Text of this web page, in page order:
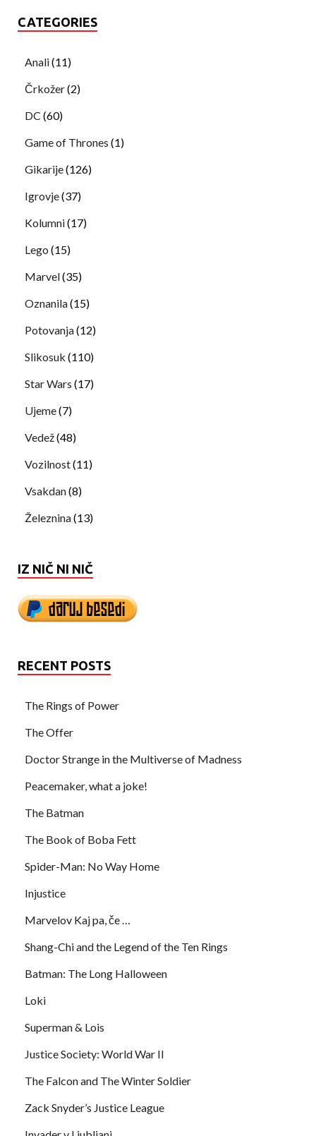
CATEGORIES
Anali(11)
Črkožer(2)
DC (60)
Game of Thrones (1)
Gikarije(126)
Igrovje(37)
Kolumni(17)
Lego (15)
Marvel(35)
Oznanila(15)
Potovanja(12)
Slikosuk (110)
Star Wars (17)
Ujeme(7)
Vedež(48)
Vozilnost(11)
Vsakdan(8)
Železnina(13)
IZ NIČ NI NIČ
RECENT POSTS
The Rings of Power
The Offer
Doctor Strange in the Multiverse of Madness
Peacemaker, what a joke!
The Batman
The Book of Boba Fett
Spider-Man: No Way Home
Injustice
Marvelov Kaj pa, če …
Shang-Chi and the Legend of the Ten Rings
Batman: The Long Halloween
Loki
Superman & Lois
Justice Society: World War II
The Falcon and The Winter Soldier
Zack Snyder’s Justice League